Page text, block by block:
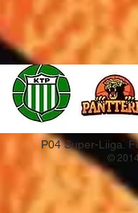
P04 Super-Liiga.
©